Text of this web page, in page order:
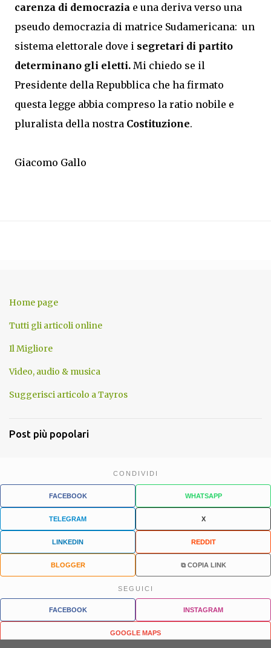
carenza di democrazia e una deriva verso una
pseudo democrazia di matrice Sudamericana: un
sistema elettorale dove i segretari di partito
determinano gli eletti. Mi chiedo se il
Presidente della Repubblica che ha firmato
questa legge abbia compreso la ratio nobile e
pluralista della nostra Costituzione.
Giacomo Gallo
Home page
Tutti gli articoli online
Il Migliore
Video, audio & musica
Suggerisci articolo a Tayros
Post più popolari
CONDIVIDI
FACEBOOK WHATSAPP
TELEGRAM X
LINKEDIN REDDIT
BLOGGER ⧉ COPIA LINK
SEGUICI
FACEBOOK INSTAGRAM
GOOGLE MAPS